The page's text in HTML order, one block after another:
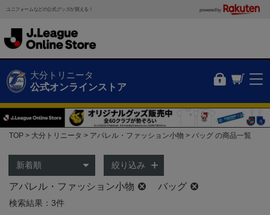
ユニフォームなどの公式グッズが買える！ powered by
大分トリニータ
公式オンラインストア
TOP 大分トリニータ アパレル・ファッション小物 バッグ の商品一覧
絞り込み
アパレル・ファッション小物 バッグ
検索結果：3件